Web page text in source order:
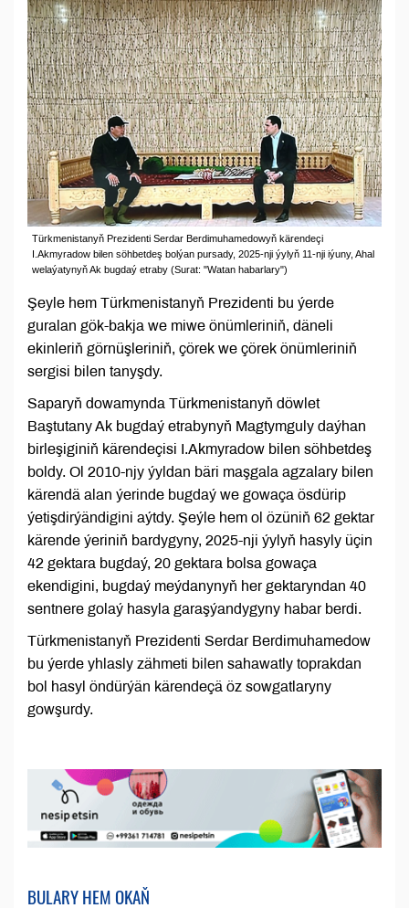
Türkmenistanyň Prezidenti Serdar Berdimuhamedowyň kärendeçi
I.Akmyradow bilen söhbetdeş bolýan pursady, 2025-nji ýylyň 11-nji iýuny, Ahal
welaýatynyň Ak bugdaý etraby (Surat: "Watan habarlary")
Şeyle hem Türkmenistanyň Prezidenti bu ýerde
guralan gök-bakja we miwe önümleriniň, däneli
ekinleriň görnüşleriniň, çörek we çörek önümleriniň
sergisi bilen tanyşdy.
Saparyň dowamynda Türkmenistanyň döwlet
Baştutany Ak bugdaý etrabynyň Magtymguly daýhan
birleşiginiň kärendeçisi I.Akmyradow bilen söhbetdeş
boldy. Ol 2010-njy ýyldan bäri maşgala agzalary bilen
kärendä alan ýerinde bugdaý we gowaça ösdürip
ýetişdirýändigini aýtdy. Şeýle hem ol özüniň 62 gektar
kärende ýeriniň bardygyny, 2025-nji ýylyň hasyly üçin
42 gektara bugdaý, 20 gektara bolsa gowaça
ekendigini, bugdaý meýdanynyň her gektaryndan 40
sentnere golaý hasyla garaşýandygyny habar berdi.
Türkmenistanyň Prezidenti Serdar Berdimuhamedow
bu ýerde yhlasly zähmeti bilen sahawatly toprakdan
bol hasyl öndürýän kärendeçä öz sowgatlaryny
gowşurdy.
BULARY HEM OKAŇ